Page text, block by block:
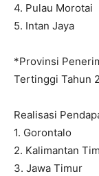
4. Pulau Morotai
5. Intan Jaya
*Provinsi
Tertinggi Tahun
Realisasi
1. Gorontalo
2. Kalimantan
3. Jawa Timur